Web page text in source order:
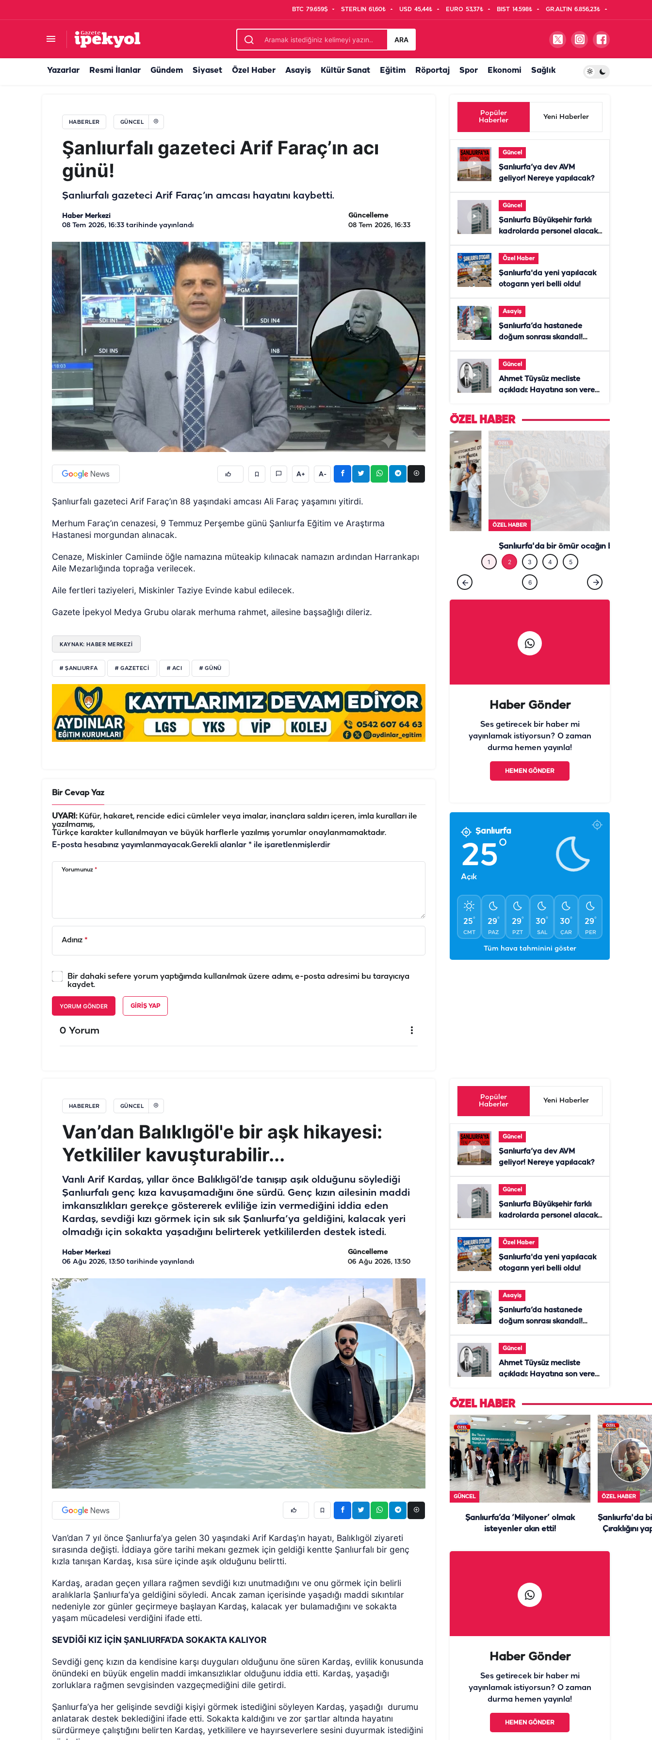
BTC 79.659$ STERLIN 61,60₺ USD 45,44₺ EURO 53,37₺ BIST 14.598₺ GR.ALTIN 6.856,23₺
ARA
Yazarlar Resmi İlanlar Gündem Siyaset Özel Haber Asayiş Kültür Sanat Eğitim Röportaj Spor Ekonomi Sağlık
HABERLER GÜNCEL
Şanlıurfalı gazeteci Arif Faraç’ın acı
günü!
Şanlıurfalı gazeteci Arif Faraç’ın amcası hayatını kaybetti.
Haber Merkezi
08 Tem 2026, 16:33 tarihinde yayınlandı
Güncelleme
08 Tem 2026, 16:33
A+ A-
Şanlıurfalı gazeteci Arif Faraç’ın 88 yaşındaki amcası Ali Faraç yaşamını yitirdi.
Merhum Faraç’ın cenazesi, 9 Temmuz Perşembe günü Şanlıurfa Eğitim ve Araştırma
Hastanesi morgundan alınacak.
Cenaze, Miskinler Camiinde öğle namazına müteakip kılınacak namazın ardından Harrankapı
Aile Mezarlığında toprağa verilecek.
Aile fertleri taziyeleri, Miskinler Taziye Evinde kabul edilecek.
Gazete İpekyol Medya Grubu olarak merhuma rahmet, ailesine başsağlığı dileriz.
KAYNAK: HABER MERKEZİ
# ŞANLIURFA # GAZETECİ # ACI # GÜNÜ
Bir Cevap Yaz
UYARI:Küfür, hakaret, rencide edici cümleler veya imalar, inançlara saldırı içeren, imla kuralları ile
yazılmamış,
Türkçe karakter kullanılmayan ve büyük harflerle yazılmış yorumlar onaylanmamaktadır.
E-posta hesabınız yayımlanmayacak.Gerekli alanlar * ile işaretlenmişlerdir
Yorumunuz *
Adınız *
Bir dahaki sefere yorum yaptığımda kullanılmak üzere adımı, e-posta adresimi bu tarayıcıya
kaydet.
YORUM GÖNDER GIRIŞ YAP
0 Yorum
Popüler
Haberler
Yeni Haberler
Güncel
Şanlıurfa’ya dev AVM
geliyor! Nereye yapılacak?
Güncel
Şanlıurfa Büyükşehir farklı
kadrolarda personel alacak!
Özel Haber
Şanlıurfa'da yeni yapılacak
otogarın yeri belli oldu!
Asayiş
Şanlıurfa’da hastanede
doğum sonrası skandal!
Güncel
Ahmet Tüysüz mecliste
açıkladı: Hayatına son veren
ÖZEL HABER
GÜNCEL ÖZEL HABER
Şanlıurfa'da bir ömür ocağın başında:
Çıraklığını yapmadığın işin ustalığını
yapamazsın
Haber Gönder
durma hemen yayınla!
HEMEN GÖNDER
Şanlıurfa
25
Açık
25 30°
Tüm hava tahminini göster
HABERLER GÜNCEL
Van’dan Balıklıgöl'e bir aşk hikayesi:
Yetkililer kavuşturabilir...
Vanlı Arif Kardaş, yıllar önce Balıklıgöl’de tanışıp aşık olduğunu söylediği
Şanlıurfalı genç kıza kavuşamadığını öne sürdü. Genç kızın ailesinin maddi
imkansızlıkları gerekçe göstererek evliliğe izin vermediğini iddia eden
Kardaş, sevdiği kızı görmek için sık sık Şanlıurfa’ya geldiğini, kalacak yeri
olmadığı için sokakta yaşadığını belirterek yetkililerden destek istedi.
Haber Merkezi
06 Ağu 2026, 13:50 tarihinde yayınlandı
Güncelleme
06 Ağu 2026, 13:50
Van’dan 7 yıl önce Şanlıurfa’ya gelen 30 yaşındaki Arif Kardaş’ın hayatı, Balıklıgöl ziyareti
sırasında değişti. İddiaya göre tarihi mekanı gezmek için geldiği kentte Şanlıurfalı bir genç
kızla tanışan Kardaş, kısa süre içinde aşık olduğunu belirtti.
Kardaş, aradan geçen yıllara rağmen sevdiği kızı unutmadığını ve onu görmek için belirli
aralıklarla Şanlıurfa’ya geldiğini söyledi. Ancak zaman içerisinde yaşadığı maddi sıkıntılar
nedeniyle zor günler geçirmeye başlayan Kardaş, kalacak yer bulamadığını ve sokakta
yaşam mücadelesi verdiğini ifade etti.
SEVDİĞİ KIZ İÇİN ŞANLIURFA’DA SOKAKTA KALIYOR
Sevdiği genç kızın da kendisine karşı duyguları olduğunu öne süren Kardaş, evlilik konusunda
önündeki en büyük engelin maddi imkansızlıklar olduğunu iddia etti. Kardaş, yaşadığı
zorluklara rağmen sevgisinden vazgeçmediğini dile getirdi.
Şanlıurfa’ya her gelişinde sevdiği kişiyi görmek istediğini söyleyen Kardaş, yaşadığı durumu
anlatarak destek beklediğini ifade etti. Sokakta kaldığını ve zor şartlar altında hayatını
sürdürmeye çalıştığını belirten Kardaş, yetkililere ve hayırseverlere sesini duyurmak istediğini
Popüler
Haberler
Yeni Haberler
Güncel
Şanlıurfa’ya dev AVM
geliyor! Nereye yapılacak?
Güncel
Şanlıurfa Büyükşehir farklı
kadrolarda personel alacak!
Özel Haber
Şanlıurfa'da yeni yapılacak
otogarın yeri belli oldu!
Asayiş
Şanlıurfa’da hastanede
doğum sonrası skandal!
Güncel
Ahmet Tüysüz mecliste
açıkladı: Hayatına son veren
ÖZEL HABER
GÜNCEL
Şanlıurfa’da ‘Milyoner’ olmak
isteyenler akın etti!
ÖZEL HABER
Şanlıurfa'da
Çıraklığını
Haber Gönder
Ses getirecek bir haber mi
yayınlamak istiyorsun? O zaman
durma hemen yayınla!
HEMEN GÖNDER